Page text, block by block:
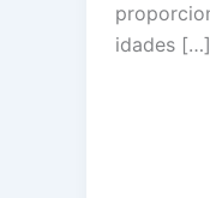
idades […]